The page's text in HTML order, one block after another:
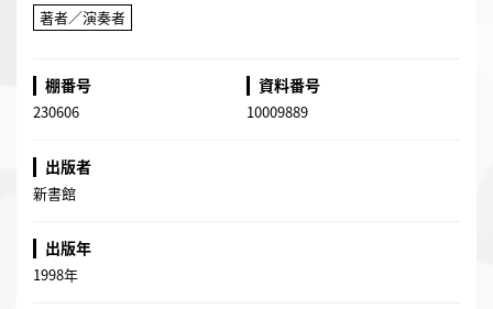
著者／演奏者
棚番号
230606
資料番号
10009889
出版者
新書館
出版年
1998年